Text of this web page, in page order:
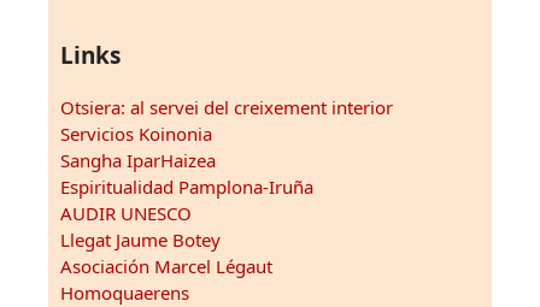
Links
Otsiera: al servei del creixement interior
Servicios Koinonia
Sangha IparHaizea
Espiritualidad Pamplona-Iruña
AUDIR UNESCO
Llegat Jaume Botey
Asociación Marcel Légaut
Homoquaerens